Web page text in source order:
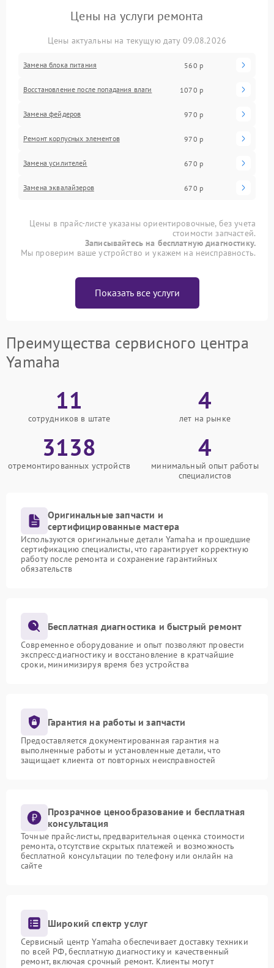
Цены на услуги ремонта
Цены актуальны на текущую дату 09.08.2026
Замена блока питания 560 р
Восстановление после попадания влаги 1070 р
Замена фейдеров 970 р
Ремонт корпусных элементов 970 р
Замена усилителей 670 р
Замена эквалайзеров 670 р
Цены в прайс-листе указаны ориентировочные, без учета
стоимости запчастей.
Записывайтесь на бесплатную диагностику.
Мы проверим ваше устройство и укажем на неисправность.
Показать все услуги
Преимущества сервисного центра
Yamaha
11
сотрудников в штате
4
лет на рынке
3138
отремонтированных устройств
4
минимальный опыт работы
специалистов
Оригинальные запчасти и
сертифицированные мастера
Используются оригинальные детали Yamaha и прошедшие
сертификацию специалисты, что гарантирует корректную
работу после ремонта и сохранение гарантийных
обязательств
Бесплатная диагностика и быстрый ремонт
Современное оборудование и опыт позволяют провести
экспресс-диагностику и восстановление в кратчайшие
сроки, минимизируя время без устройства
Гарантия на работы и запчасти
Предоставляется документированная гарантия на
выполненные работы и установленные детали, что
защищает клиента от повторных неисправностей
Прозрачное ценообразование и бесплатная
консультация
Точные прайс-листы, предварительная оценка стоимости
ремонта, отсутствие скрытых платежей и возможность
бесплатной консультации по телефону или онлайн на
сайте
Широкий спектр услуг
Сервисный центр Yamaha обеспечивает доставку техники
по всей РФ, бесплатную диагностику и качественный
ремонт, включая срочный ремонт. Клиенты могут